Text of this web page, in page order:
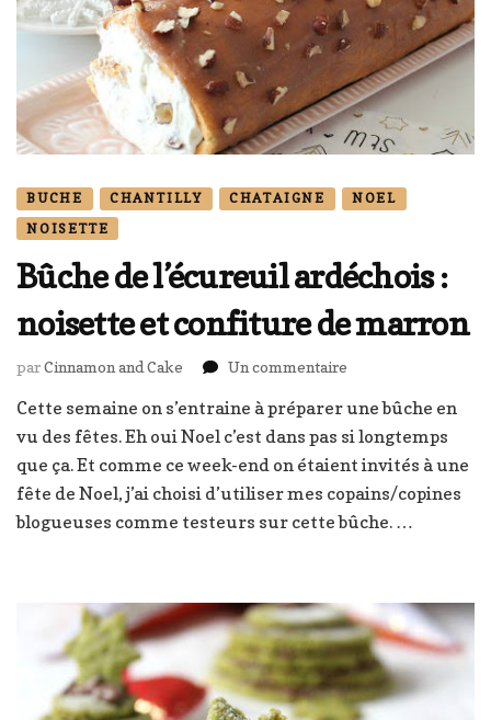
BUCHE CHANTILLY CHATAIGNE
NOEL
NOISETTE
Bûche de l’écureuil ardéchois :
noisette et confiture de marron
parCinnamon and Cake Un commentaire
de
l’écureuil
ardéchois
noisette
et
Cette semaine on s’entraine à préparer une bûche en
vu des fêtes. Eh oui Noel c’est dans pas si longtemps
que ça. Et comme ce week-end on étaient invités à une
fête de Noel, j’ai choisi d’utiliser mes copains/copines
blogueuses comme testeurs sur cette bûche. …